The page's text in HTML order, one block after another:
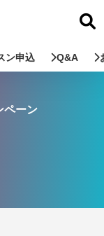
ン申込 Q&A
ペーン